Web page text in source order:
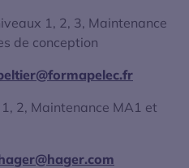
1, 2, 3, Maintenance
de conception
2, Maintenance MA1 et